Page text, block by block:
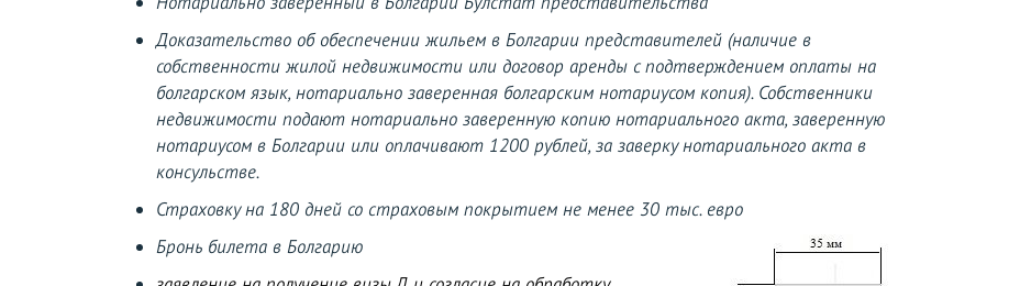
Нотариально заверенный в Болгарии Булстат представительства
Доказательство об обеспечении жильем в Болгарии представителей (наличие в
собственности жилой недвижимости или договор аренды с подтверждением оплаты на
болгарском язык, нотариально заверенная болгарским нотариусом копия). Собственники
недвижимости подают нотариально заверенную копию нотариального акта, заверенную
нотариусом в Болгарии или оплачивают 1200 рублей, за заверку нотариального акта в
консульстве.
Страховку на 180 дней со страховым покрытием не менее 30 тыс. евро
Бронь билета в Болгарию